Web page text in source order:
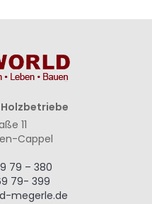
11
Cappel
79 – 380
79- 399
megerle.de